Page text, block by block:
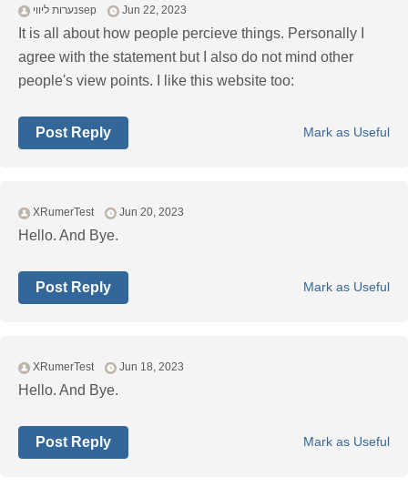
נערות ליוויsep Jun 22, 2023
It is all about how people percieve things. Personally I
agree with the statement but I also do not mind other
people's view points. I like this website too:
Mark as Useful
Post Reply
XRumerTest Jun 20, 2023
Hello. And Bye.
Mark as Useful
Post Reply
XRumerTest Jun 18, 2023
Hello. And Bye.
Mark as Useful
Post Reply